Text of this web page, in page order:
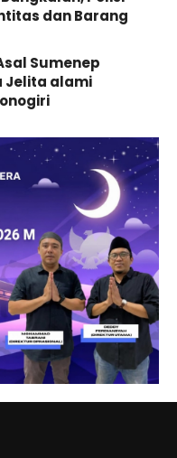
dan Barang
Sumenep
Jelita alami